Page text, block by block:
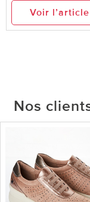
Voir l’article
Nos